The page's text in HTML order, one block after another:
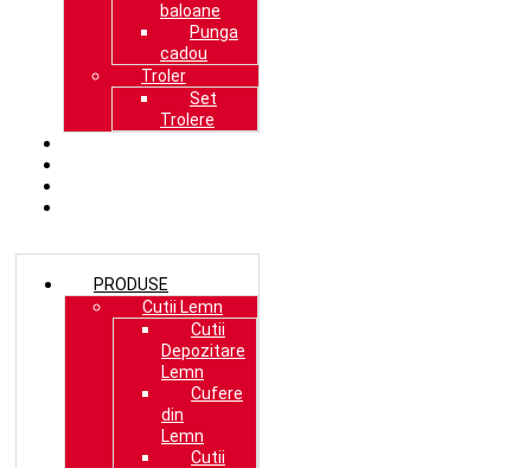
baloane
Punga
cadou
Troler
Set
Trolere
PRODUSE
Cutii Lemn
Cutii
Depozitare
Lemn
Cufere
din
Lemn
Cutii